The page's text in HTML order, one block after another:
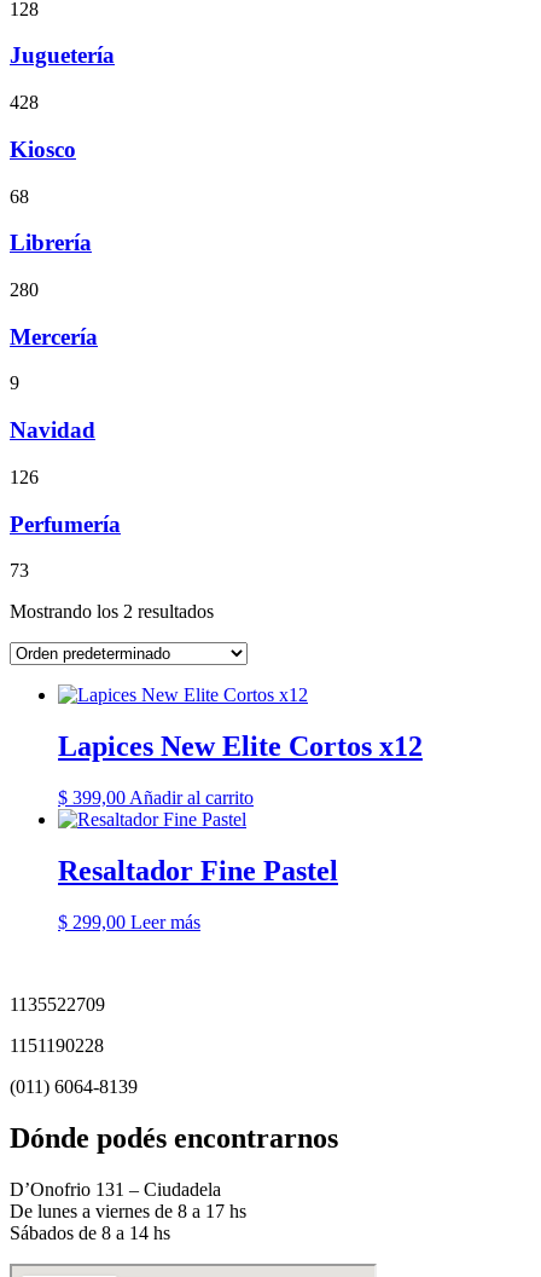
128
Juguetería
428
Kiosco
68
Librería
280
Mercería
9
Navidad
126
Perfumería
73
Mostrando los 2 resultados
Lapices New Elite Cortos x12
$ 399,00 Añadir al carrito
Resaltador Fine Pastel
$ 299,00 Leer más
1135522709
1151190228
(011) 6064-8139
Dónde podés encontrarnos
D’Onofrio 131 – Ciudadela
De lunes a viernes de 8 a 17 hs
Sábados de 8 a 14 hs